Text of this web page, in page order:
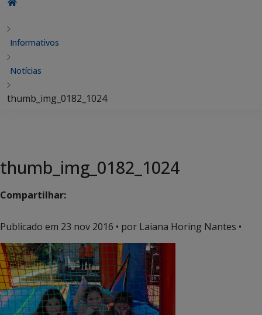
Informativos
Notícias
thumb_img_0182_1024
thumb_img_0182_1024
Compartilhar:
Publicado em 23 nov 2016 • por Laiana Horing Nantes •